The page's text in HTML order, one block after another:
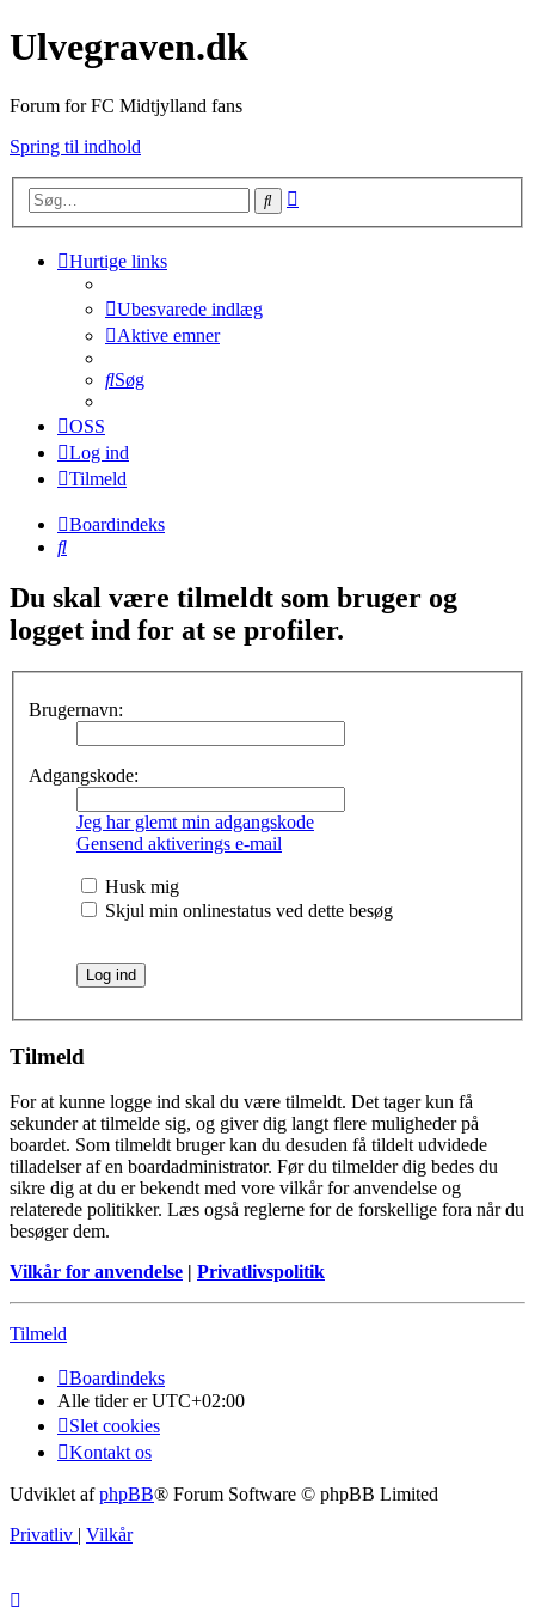
Ulvegraven.dk
Forum for FC Midtjylland fans
Spring til indhold
Søg
Hurtige links
Ubesvarede indlæg
Aktive emner
Søg
OSS
Log ind
Tilmeld
Boardindeks
Søg
Du skal være tilmeldt som bruger og
logget ind for at se profiler.
Brugernavn:
Adgangskode:
Jeg har glemt min adgangskode
Gensend aktiverings e-mail
Husk mig
Skjul min onlinestatus ved dette besøg
Tilmeld
For at kunne logge ind skal du være tilmeldt. Det tager kun få
sekunder at tilmelde sig, og giver dig langt flere muligheder på
boardet. Som tilmeldt bruger kan du desuden få tildelt udvidede
tilladelser af en boardadministrator. Før du tilmelder dig bedes du
sikre dig at du er bekendt med vore vilkår for anvendelse og
relaterede politikker. Læs også reglerne for de forskellige fora når du
besøger dem.
Vilkår for anvendelse | Privatlivspolitik
Tilmeld
Boardindeks
Alle tider erUTC+02:00
Slet cookies
Kontakt os
Udviklet afphpBB® Forum Software © phpBB Limited
Privatliv | Vilkår